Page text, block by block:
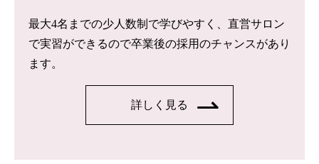
最大4名までの少人数制で学びやすく、直営サロン
で実習ができるので卒業後の採用のチャンスがあり
ます。
詳しく見る